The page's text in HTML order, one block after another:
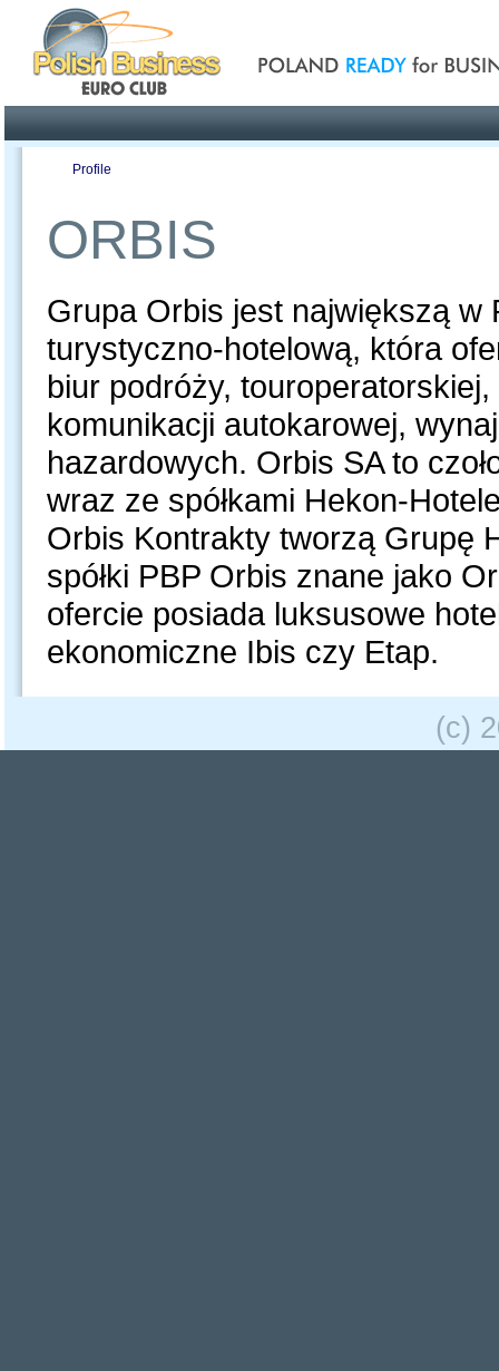
Profile
ORBIS
Grupa Orbis jest największą w
turystyczno-hotelową, która
biur podróży,
komunikacji autokarowej,
hazardowych. Orbis SA to
wraz ze spółkami Hekon-
Orbis Kontrakty tworzą Grupę
spółki PBP Orbis znane jako
ofercie posiada luksusowe
ekonomiczne Ibis czy Etap.
(c)